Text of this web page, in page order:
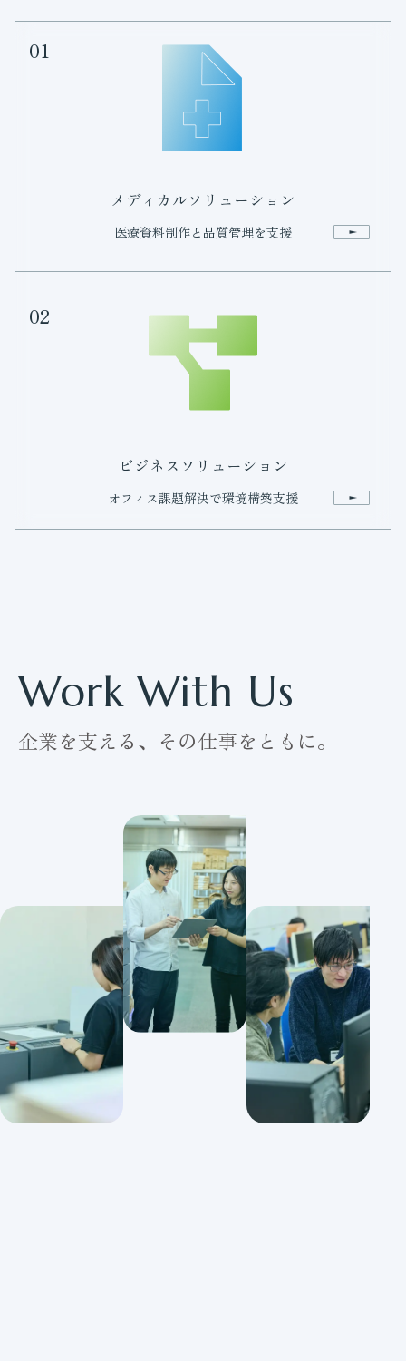
01
メディカルソリューション
医療資料制作と品質管理を支援
02
ビジネスソリューション
オフィス課題解決で環境構築支援
Work With Us
企業を支える、その仕事をともに。